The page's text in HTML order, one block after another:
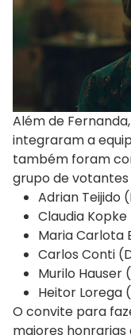
Além de
integraram a
também foram
grupo de votantes
Adrian Teijido
Claudia
Maria Carlota
Carlos Conti
Murilo Hauser
Heitor Lorega
O convite para
maiores